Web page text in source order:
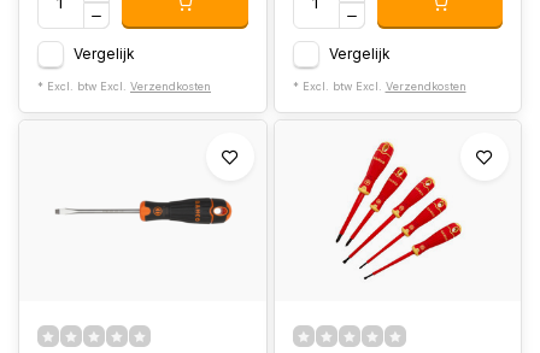
Vergelijk
* Excl. btw Excl. Verzendkosten
Vergelijk
* Excl. btw Excl. Verzendkosten